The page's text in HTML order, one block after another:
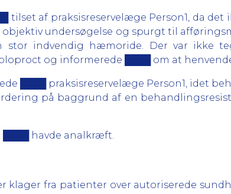
tilset af praksisreservelæge Person1, da
objektiv undersøgelse og spurgt til
indvendig hæmoride. Der var ikke
og informerede ████ om at
████ praksisreservelæge Person1, idet
på baggrund af en
████ havde analkræft.
fra patienter over autoriserede